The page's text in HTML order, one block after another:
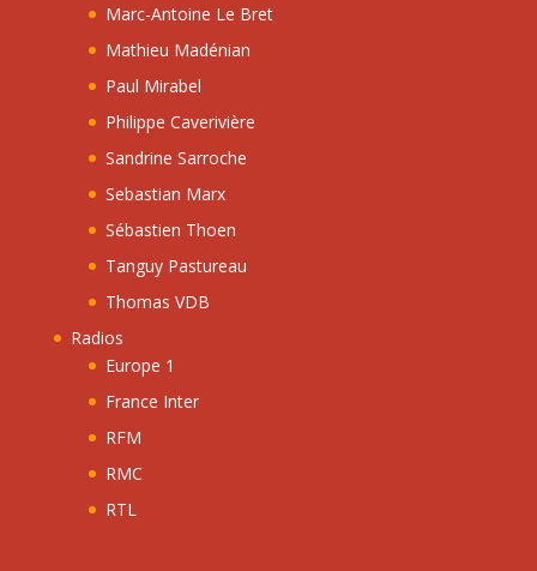
Marc-Antoine Le Bret
Mathieu Madénian
Paul Mirabel
Philippe Caverivière
Sandrine Sarroche
Sebastian Marx
Sébastien Thoen
Tanguy Pastureau
Thomas VDB
Radios
Europe 1
France Inter
RFM
RMC
RTL